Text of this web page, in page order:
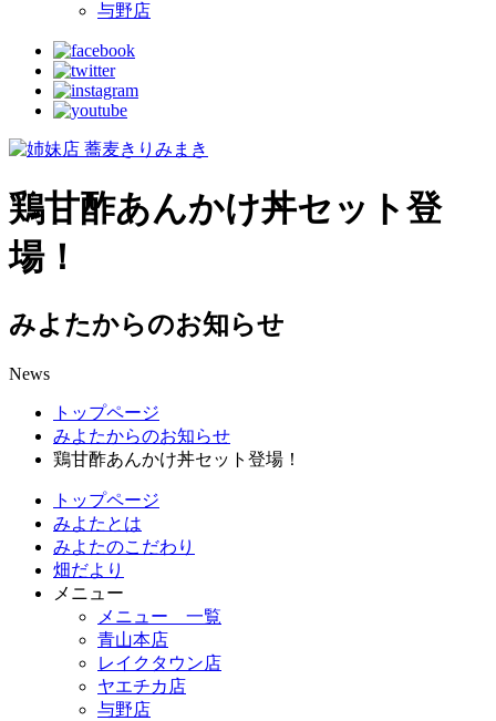
与野店
鶏甘酢あんかけ丼セット登
場！
みよたからのお知らせ
News
トップページ
みよたからのお知らせ
鶏甘酢あんかけ丼セット登場！
トップページ
みよたとは
みよたのこだわり
畑だより
メニュー
メニュー 一覧
青山本店
レイクタウン店
ヤエチカ店
与野店